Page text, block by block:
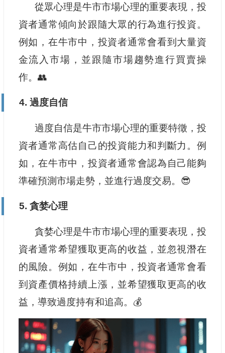
從眾心理是牛市市場心理的重要表現，投
資者通常傾向於跟隨大眾的行為進行投資。
例如，在牛市中，投資者通常會看到大量資
金流入市場，並跟隨市場趨勢進行買賣操
作。👥
4. 過度自信
過度自信是牛市市場心理的重要特徵，投
資者通常高估自己的投資能力和判斷力。例
如，在牛市中，投資者通常會認為自己能夠
準確預測市場走勢，並進行過度交易。😎
5. 貪婪心理
貪婪心理是牛市市場心理的重要表現，投
資者通常希望獲取更高的收益，並忽視潛在
的風險。例如，在牛市中，投資者通常會看
到資產價格持續上漲，並希望獲取更高的收
益，導致過度持有和追高。💰